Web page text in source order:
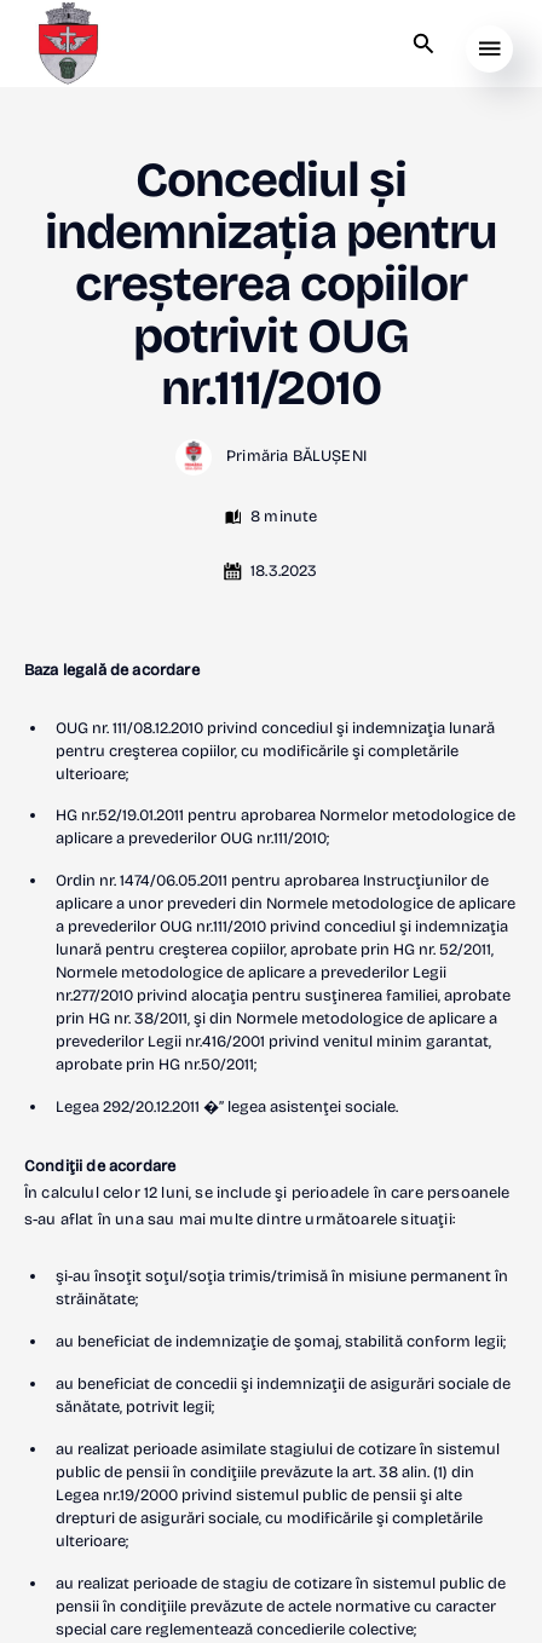
Concediul și
indemnizația pentru
creșterea copiilor
potrivit OUG
nr.111/2010
Primăria BĂLUȘENI
8 minute
18.3.2023
Baza legală de acordare
OUG nr. 111/08.12.2010 privind concediul şi indemnizaţia lunară
pentru creşterea copiilor, cu modificările şi completările
ulterioare;
HG nr.52/19.01.2011 pentru aprobarea Normelor metodologice de
aplicare a prevederilor OUG nr.111/2010;
Ordin nr. 1474/06.05.2011 pentru aprobarea Instrucţiunilor de
aplicare a unor prevederi din Normele metodologice de aplicare
a prevederilor OUG nr.111/2010 privind concediul şi indemnizaţia
lunară pentru creşterea copiilor, aprobate prin HG nr. 52/2011,
Normele metodologice de aplicare a prevederilor Legii
nr.277/2010 privind alocaţia pentru susţinerea familiei, aprobate
prin HG nr. 38/2011, şi din Normele metodologice de aplicare a
prevederilor Legii nr.416/2001 privind venitul minim garantat,
aprobate prin HG nr.50/2011;
Legea 292/20.12.2011 �” legea asistenţei sociale.
Condiţii de acordare
În calculul celor 12 luni, se include şi perioadele în care persoanele
s-au aflat în una sau mai multe dintre următoarele situaţii:
şi-au însoţit soţul/soţia trimis/trimisă în misiune permanent în
străinătate;
au beneficiat de indemnizaţie de şomaj, stabilită conform legii;
au beneficiat de concedii şi indemnizaţii de asigurări sociale de
sănătate, potrivit legii;
au realizat perioade asimilate stagiului de cotizare în sistemul
public de pensii în condiţiile prevăzute la art. 38 alin. (1) din
Legea nr.19/2000 privind sistemul public de pensii şi alte
drepturi de asigurări sociale, cu modificările şi completările
ulterioare;
au realizat perioade de stagiu de cotizare în sistemul public de
pensii în condiţiile prevăzute de actele normative cu caracter
special care reglementează concedierile colective;